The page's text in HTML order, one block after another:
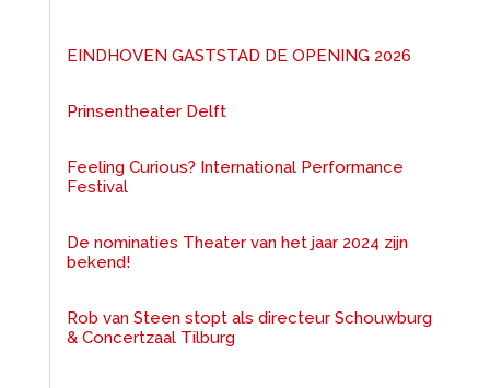
EINDHOVEN GASTSTAD DE OPENING 2026
Prinsentheater Delft
Feeling Curious? International Performance
Festival
De nominaties Theater van het jaar 2024 zijn
bekend!
Rob van Steen stopt als directeur Schouwburg
& Concertzaal Tilburg